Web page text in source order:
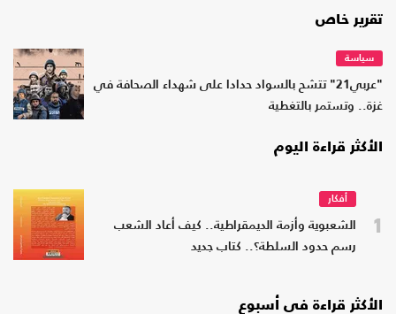
تقرير خاص
سياسة
"عربي21" تتشح بالسواد حدادا على شهداء الصحافة في
غزة.. وتستمر بالتغطية
الأكثر قراءة اليوم
1
أفكار
الشعبوية وأزمة الديمقراطية.. كيف أعاد الشعب
رسم حدود السلطة؟.. كتاب جديد
الأكثر قراءة في أسبوع